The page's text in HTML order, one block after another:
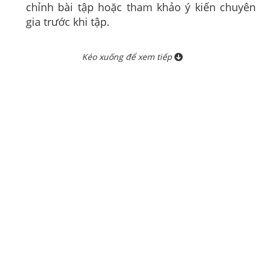
chỉnh bài tập hoặc tham khảo ý kiến chuyên
gia trước khi tập.
Kéo xuống để xem tiếp